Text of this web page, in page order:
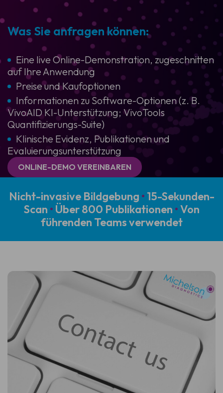
Was Sie anfragen können:
Eine live Online-Demonstration, zugeschnitten
auf Ihre Anwendung
Preise und Kaufoptionen
Informationen zu Software-Optionen (z. B.
VivoAID KI-Unterstützung; VivoTools
Quantifizierungs-Suite)
Klinische Evidenz, Publikationen und
Evaluierungsunterstützung
ONLINE-DEMO VEREINBAREN
Nicht-invasive Bildgebung • 15-Sekunden-
Scan • Über 800 Publikationen •Von
führenden Teams verwendet